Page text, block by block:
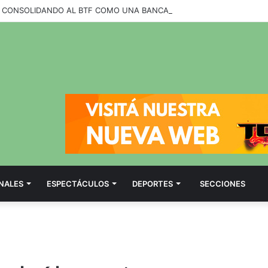
ESPECTÁCULOS DEPORTES SECCIONES